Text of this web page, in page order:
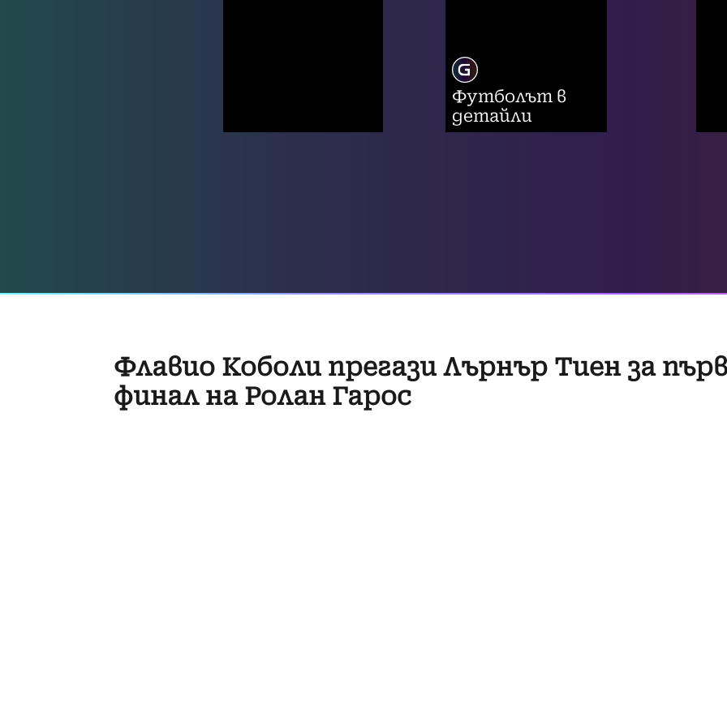
Футболът в
детайли
Флавио Коболи прегази Лърнър Тиен за
финал на Ролан Гарос